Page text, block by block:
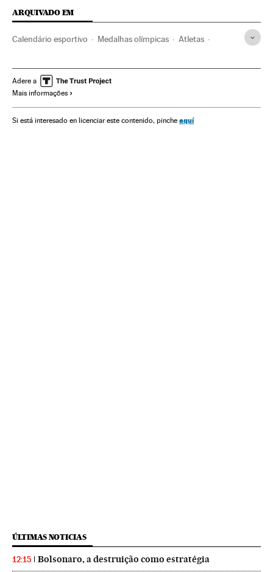
ARQUIVADO EM
Calendário esportivo Medalhas olímpicas Atletas
Classificação esportiva Futebol feminino
Jogos Olímpicos
Competições Agenda Esportes Eventos Sociedade
Adere a
Mais informações
Si está interesado en licenciar este contenido, pinche aquí
ÚLTIMAS NOTICIAS
12:15 Bolsonaro, a destruição como estratégia